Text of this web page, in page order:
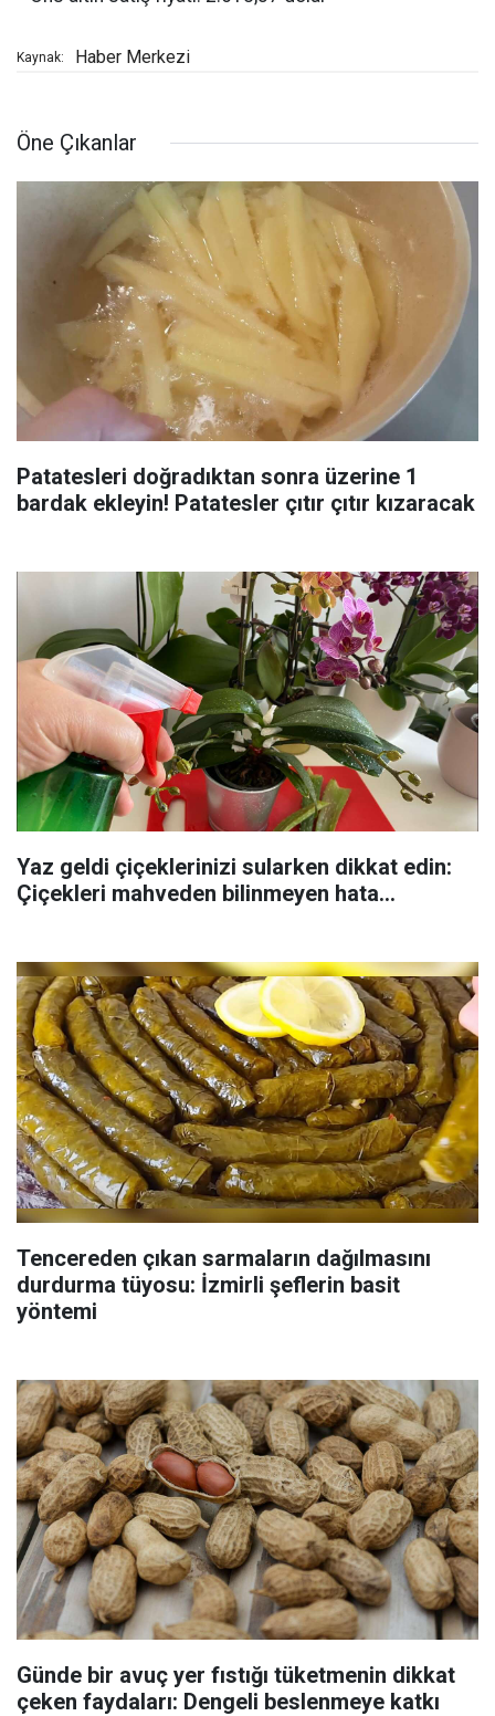
Kaynak: Haber Merkezi
Öne Çıkanlar
Patatesleri doğradıktan sonra üzerine 1
bardak ekleyin! Patatesler çıtır çıtır kızaracak
Yaz geldi çiçeklerinizi sularken dikkat edin:
Çiçekleri mahveden bilinmeyen hata...
Tencereden çıkan sarmaların dağılmasını
durdurma tüyosu: İzmirli şeflerin basit
yöntemi
Günde bir avuç yer fıstığı tüketmenin dikkat
çeken faydaları: Dengeli beslenmeye katkı